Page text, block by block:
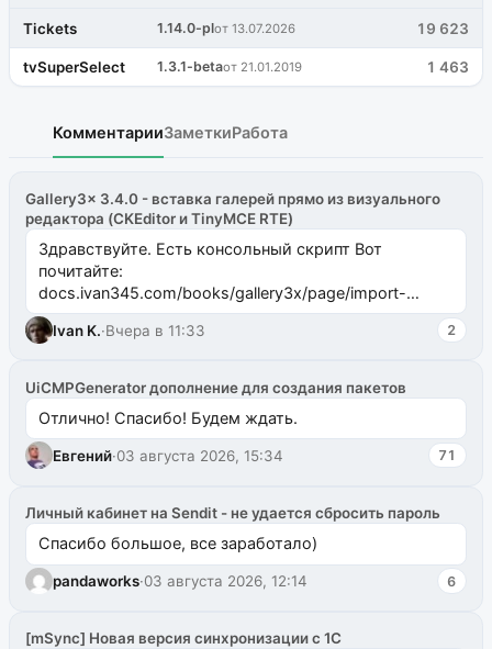
Tickets 1.14.0-plот 13.07.2026 19 623
tvSuperSelect 1.3.1-betaот 21.01.2019 1 463
КомментарииЗаметкиРабота
Gallery3x 3.4.0 - вставка галерей прямо из визуального
редактора (CKEditor и TinyMCE RTE)
Здравствуйте. Есть консольный скрипт Вот
почитайте:
docs.ivan345.com/books/gallery3x/page/import-
ms2galleryphp
Ivan K.·Вчера в 11:33 2
UiCMPGenerator дополнение для создания пакетов
Отлично! Спасибо! Будем ждать.
Евгений·03 августа 2026, 15:34 71
Личный кабинет на Sendit - не удается сбросить пароль
Спасибо большое, все заработало)
pandaworks·03 августа 2026, 12:14 6
[mSync] Новая версия синхронизации с 1С